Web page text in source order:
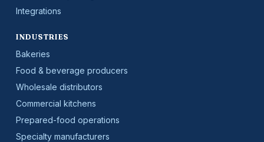
Integrations
INDUSTRIES
Bakeries
Food & beverage producers
Wholesale distributors
Commercial kitchens
Prepared-food operations
Specialty manufacturers